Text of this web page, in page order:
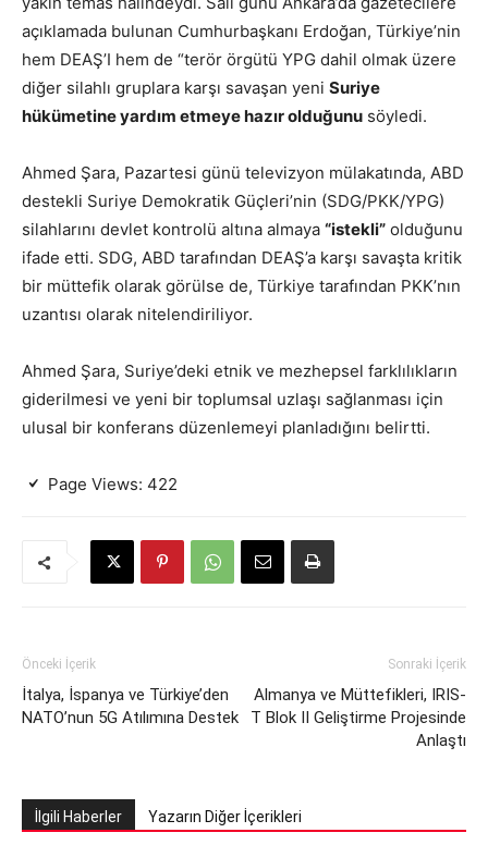
açıklamada bulunan Cumhurbaşkanı Erdoğan, Türkiye’nin
hem DEAŞ’I hem de “terör örgütü YPG dahil olmak üzere
diğer silahlı gruplara karşı savaşan yeni Suriye
hükümetine yardım etmeye hazır olduğunu söyledi.
Ahmed Şara, Pazartesi günü televizyon mülakatında, ABD
destekli Suriye Demokratik Güçleri’nin (SDG/PKK/YPG)
silahlarını devlet kontrolü altına almaya “istekli” olduğunu
ifade etti. SDG, ABD tarafından DEAŞ’a karşı savaşta kritik
bir müttefik olarak görülse de, Türkiye tarafından PKK’nın
uzantısı olarak nitelendiriliyor.
Ahmed Şara, Suriye’deki etnik ve mezhepsel farklılıkların
giderilmesi ve yeni bir toplumsal uzlaşı sağlanması için
ulusal bir konferans düzenlemeyi planladığını belirtti.
Page Views: 422
Önceki İçerik
İtalya, İspanya ve Türkiye’den
NATO’nun 5G Atılımına Destek
Sonraki İçerik
Almanya ve Müttefikleri, IRIS-
T Blok II Geliştirme Projesinde
Anlaştı
İlgili Haberler Yazarın Diğer İçerikleri